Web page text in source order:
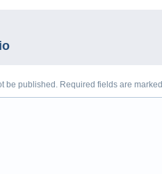
be published. Required fields are marked